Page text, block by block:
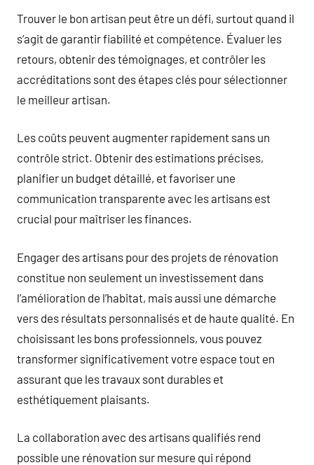
Trouver le bon artisan peut être un défi, surtout quand il
s’agit de garantir fiabilité et compétence. Évaluer les
retours, obtenir des témoignages, et contrôler les
accréditations sont des étapes clés pour sélectionner
le meilleur artisan.
Les coûts peuvent augmenter rapidement sans un
contrôle strict. Obtenir des estimations précises,
planifier un budget détaillé, et favoriser une
communication transparente avec les artisans est
crucial pour maîtriser les finances.
Engager des artisans pour des projets de rénovation
constitue non seulement un investissement dans
l’amélioration de l’habitat, mais aussi une démarche
vers des résultats personnalisés et de haute qualité. En
choisissant les bons professionnels, vous pouvez
transformer significativement votre espace tout en
assurant que les travaux sont durables et
esthétiquement plaisants.
La collaboration avec des artisans qualifiés rend
possible une rénovation sur mesure qui répond